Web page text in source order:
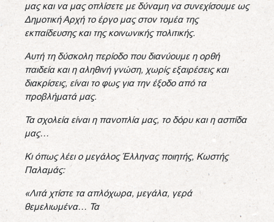
μας και να μαςοπλίσετε με δύναμη να συνεχίσουμε ως
Δημοτική Αρχή το έργο μας στον τομέα της
εκπαίδευσης και της κοινωνικής πολιτικής.
Αυτή τη δύσκολη περίοδο που διανύουμε η ορθή
παιδεία και η αληθινή γνώση, χωρίς εξαιρέσεις και
διακρίσεις, είναι το φως για την έξοδο από τα
προβλήματά μας.
Τα σχολεία είναι η πανοπλία μας, το δόρυ και η ασπίδα
μας…
Κι όπως λέει ο μεγάλος Έλληνας ποιητής, Κωστής
Παλαμάς:
«Λιτά χτίστε τα απλόχωρα, μεγάλα, γερά
θεμελιωμένα… Τα